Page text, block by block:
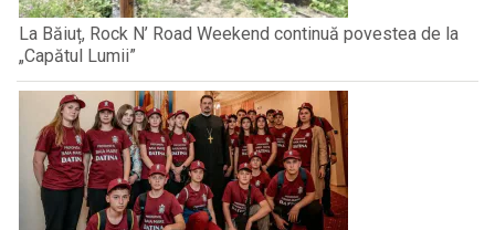
La Băiuț, Rock N’ Road Weekend continuă povestea de la
„Capătul Lumii”